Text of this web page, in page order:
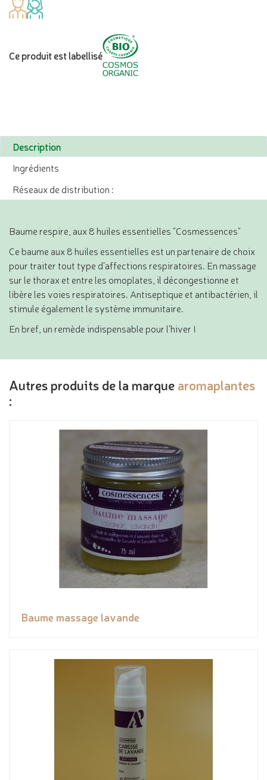
Ce produit est labellisé
Description
Ingrédients
Réseaux de distribution :
Baume respire, aux 8 huiles essentielles "Cosmessences"
Ce baume aux 8 huiles essentielles est un partenaire de choix
pour traiter tout type d’affections respiratoires. En massage
sur le thorax et entre les omoplates, il décongestionne et
libère les voies respiratoires. Antiseptique et antibactérien, il
stimule également le système immunitaire.
En bref, un remède indispensable pour l’hiver !
Autres produits de la marque aromaplantes
:
Baume massage lavande